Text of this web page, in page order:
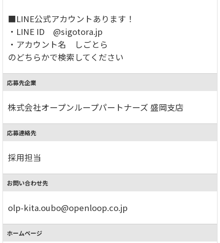
■LINE公式アカウントあります！
・LINE ID @sigotora.jp
・アカウント名 しごとら
のどちらかで検索してください
応募先企業
株式会社オープンループパートナーズ 盛岡支店
応募連絡先
採用担当
お問い合わせ先
olp-kita.oubo@openloop.co.jp
ホームページ